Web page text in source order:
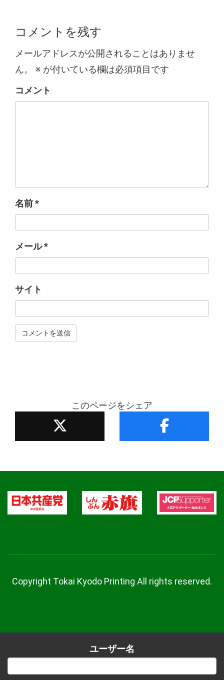
コメントを残す
メールアドレスが公開されることはありませ
ん。
※ が付いている欄は必須項目です
コメント
名前*
メール*
サイト
このページをシェア
Copyright Tokai Kyodo Printing All rights reserved.
ユーザー名